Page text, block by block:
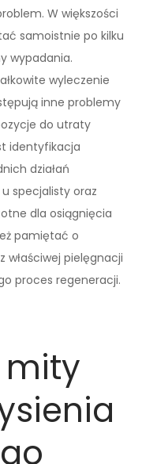
W większości
samoistnie po kilku
wypadania.
wyleczenie
inne problemy
do utraty
identyfikacja
działań
specjalisty oraz
dla osiągnięcia
pamiętać o
właściwej pielęgnacji
proces regeneracji.
mity